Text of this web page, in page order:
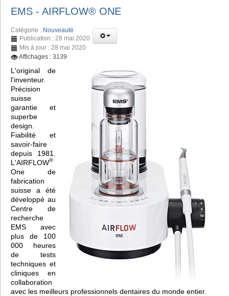
EMS - AIRFLOW® ONE
Catégorie : Nouveauté
Publication : 28 mai 2020
Mis à jour : 28 mai 2020
Affichages : 3139
L'original de
l'inventeur.
Précision
suisse
garantie et
superbe
design.
Fiabilité et
savoir-faire
depuis 1981.
L'AIRFLOW®
One de
fabrication
suisse a été
développé au
Centre de
recherche
EMS avec
plus de 100
000 heures
de tests
techniques et
cliniques en
collaboration
avec les meilleurs professionnels dentaires du monde entier.